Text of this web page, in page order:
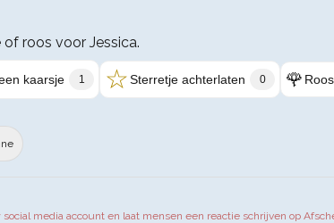
of roos voor Jessica.
kaarsje 1 ☆Sterretje achterlaten 0 🌹
media account en laat mensen een reactie schrijven op